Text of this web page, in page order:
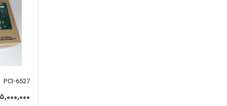
PCI-6527